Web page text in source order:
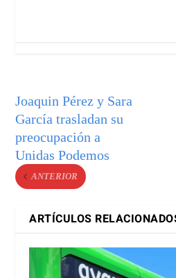
Joaquin Pérez y Sara
García trasladan su
preocupación a
Unidas Podemos
ANTERIOR
ARTÍCULOS